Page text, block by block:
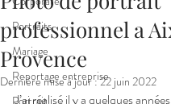
Portraits
Mariage
Reportage entreprise
Portrait
professionnel a
Provence
Dernière mise à jour :22 juin 2022
J’ai réalisé il y a quelques